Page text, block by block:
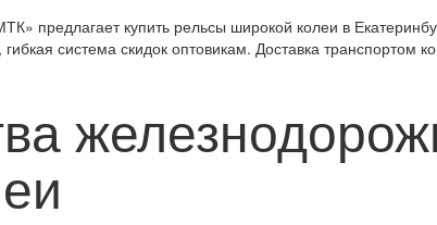
предлагает купить рельсы широкой колеи в
система скидок оптовикам. Доставка транспортом